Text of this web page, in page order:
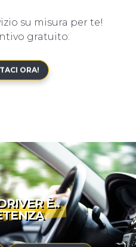
su misura per te!
gratuito:
ORA!
È..
|